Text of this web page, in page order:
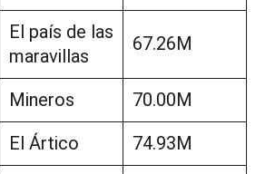
El país de las
maravillas
67.26M
Mineros
70.00M
El Ártico
74.93M